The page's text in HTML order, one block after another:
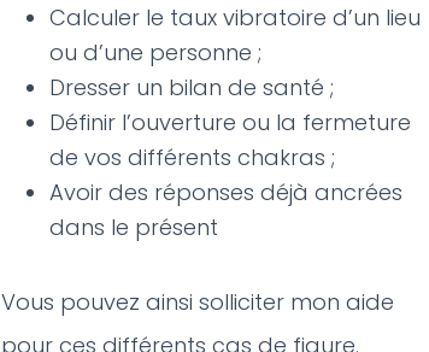
Calculer le taux vibratoire d’un lieu
ou d’une personne ;
Dresser un bilan de santé ;
Définir l’ouverture ou la fermeture
de vos différents chakras ;
Avoir des réponses déjà ancrées
dans le présent
Vous pouvez ainsi solliciter mon aide
pour ces différents cas de figure.